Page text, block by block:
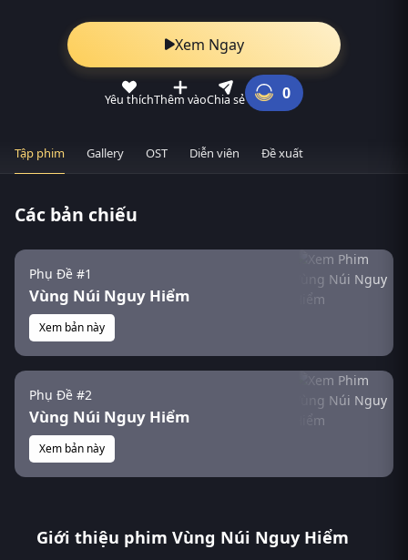
Xem Ngay
Yêu thíchThêm vàoChia sẻ 0
Tập phim Gallery OST Diễn viên Đề xuất
Các bản chiếu
Phụ Đề #1
Vùng Núi Nguy Hiểm
Xem bản này
Phụ Đề #2
Vùng Núi Nguy Hiểm
Xem bản này
Giới thiệu phim Vùng Núi Nguy Hiểm